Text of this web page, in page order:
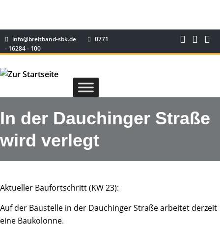
info@breitband-sbk.de
0771
- 16284 - 100
In der Dauchinger Straße
wird verlegt
Aktueller Baufortschritt (KW 23):
Auf der Baustelle in der Dauchinger Straße arbeitet derzeit
eine Baukolonne.